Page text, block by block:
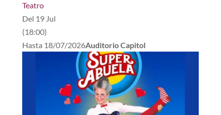
Teatro
Del 19 Jul
(18:00)
Hasta 18/07/2026Auditorio Capitol